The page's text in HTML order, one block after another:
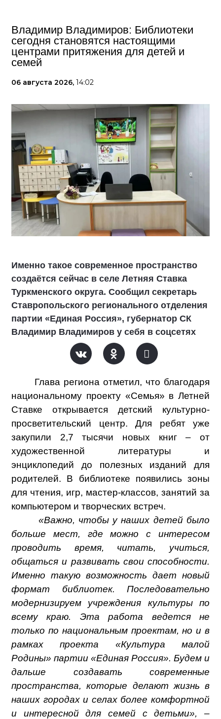
Владимир Владимиров: Библиотеки
сегодня становятся настоящими
центрами притяжения для детей и
семей
06 августа 2026, 14:02
Именно такое современное пространство
создаётся сейчас в селе Летняя Ставка
Туркменского округа. Сообщил секретарь
Ставропольского регионального отделения
партии «Единая Россия», губернатор СК
Владимир Владимиров у себя в соцсетях
Глава региона отметил, что благодаря
национальному проекту «Семья» в Летней
Ставке открывается детский культурно-
просветительский центр. Для ребят уже
закупили 2,7 тысячи новых книг – от
художественной литературы и
энциклопедий до полезных изданий для
родителей. В библиотеке появились зоны
для чтения, игр, мастер-классов, занятий за
компьютером и творческих встреч.
«Важно, чтобы у наших детей было
больше мест, где можно с интересом
проводить время, читать, учиться,
общаться и развивать свои способности.
Именно такую возможность дает новый
формат библиотек. Последовательно
модернизируем учреждения культуры по
всему краю. Эта работа ведется не
только по национальным проектам, но и в
рамках проекта «Культура малой
Родины» партии «Единая Россия». Будем и
дальше создавать современные
пространства, которые делают жизнь в
наших городах и селах более комфортной
и интересной для семей с детьми», –